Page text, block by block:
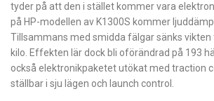
tyder på att den i stället kommer vara
på HP-modellen av K1300S kommer
Tillsammans med smidda fälgar sänks vikten
kilo. Effekten lär dock bli oförändrad på 193
också elektronikpaketet utökat med traction
ställbar i sju lägen och launch control.